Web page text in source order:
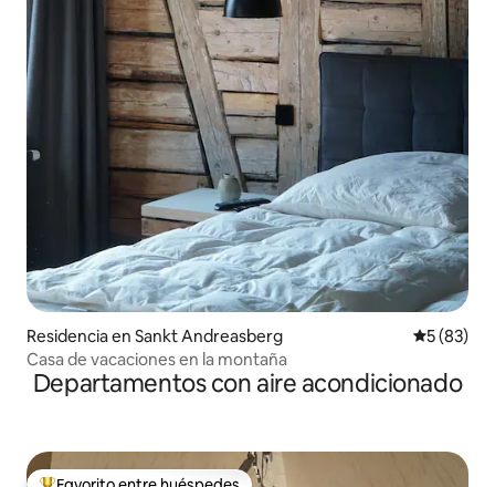
Residencia en Sankt Andreasberg
5 (83)
Casa de vacaciones en la montaña
Departamentos con aire acondicionado